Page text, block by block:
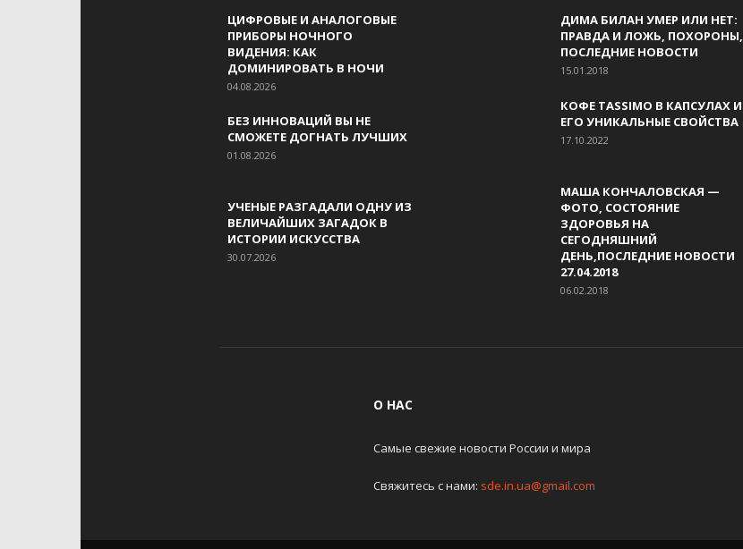
ЦИФРОВЫЕ И АНАЛОГОВЫЕ
ПРИБОРЫ НОЧНОГО
ВИДЕНИЯ: КАК
ДОМИНИРОВАТЬ В НОЧИ
04.08.2026
БЕЗ ИННОВАЦИЙ ВЫ НЕ
СМОЖЕТЕ ДОГНАТЬ ЛУЧШИХ
01.08.2026
УЧЕНЫЕ РАЗГАДАЛИ ОДНУ ИЗ
ВЕЛИЧАЙШИХ ЗАГАДОК В
ИСТОРИИ ИСКУССТВА
30.07.2026
ДИМА БИЛАН УМЕР ИЛИ НЕТ:
ПРАВДА И ЛОЖЬ, ПОХОРОНЫ,
ПОСЛЕДНИЕ НОВОСТИ
15.01.2018
КОФЕ TASSIMO В КАПСУЛАХ И
ЕГО УНИКАЛЬНЫЕ СВОЙСТВА
17.10.2022
МАША КОНЧАЛОВСКАЯ —
ФОТО, СОСТОЯНИЕ
ЗДОРОВЬЯ НА
СЕГОДНЯШНИЙ
ДЕНЬ,ПОСЛЕДНИЕ НОВОСТИ
27.04.2018
06.02.2018
О НАС
Самые свежие новости России и мира
Свяжитесь с нами: sde.in.ua@gmail.com